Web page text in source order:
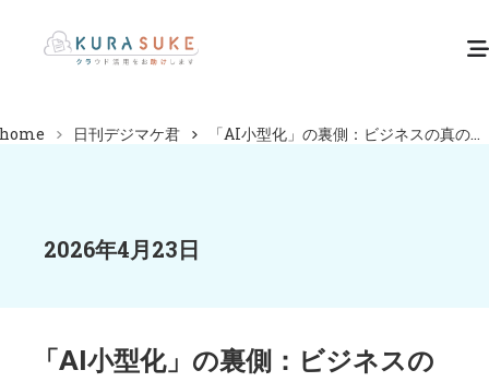
日刊デジマケ君 「AI小型化」の裏側：ビジネスの真の...
2026年4月23日
「AI小型化」の裏側：ビジネスの